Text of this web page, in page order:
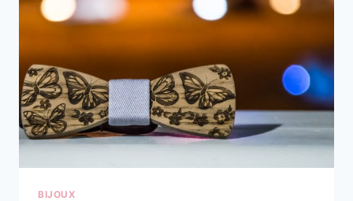
WEB
?
BIJOUX